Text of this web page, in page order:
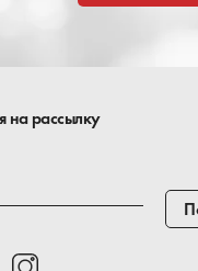
на рассылку